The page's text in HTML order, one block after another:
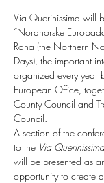
Via Querinissima will
“Nordnorske
Rana (the Northern
Days), the important
organized every
European Office,
County Council and
Council.
A section of the
to the Via Querinissima
will be presented as
opportunity to create